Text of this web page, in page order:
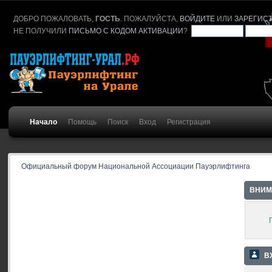
ДОБРО ПОЖАЛОВАТЬ, ГОСТЬ. ПОЖАЛУЙСТА, ВОЙДИТЕИЛИ
НЕ ПОЛУЧИЛИ ПИСЬМО С КОДОМ АКТИВАЦИИ?
Начало Помощь Поиск Вход Регистрация
Официальный форум Национальной Ассоциации Пауэрлифтинга